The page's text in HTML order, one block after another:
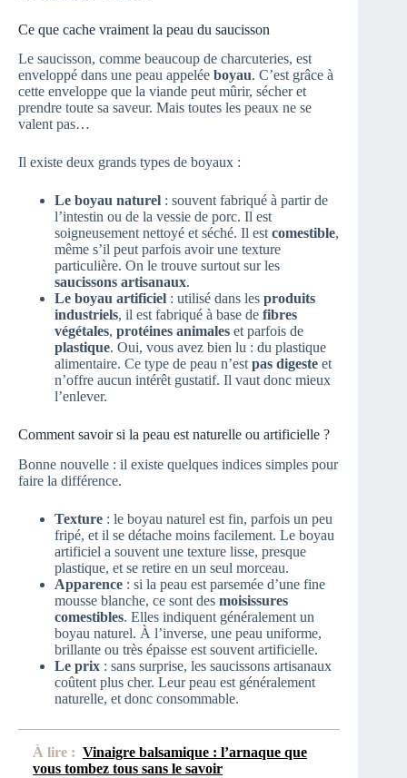
Ce que cache vraiment la peau du saucisson
Le saucisson, comme beaucoup de charcuteries, est
enveloppé dans une peau appelée boyau. C’est grâce à
cette enveloppe que la viande peut mûrir, sécher et
prendre toute sa saveur. Mais toutes les peaux ne se
valent pas…
Il existe deux grands types de boyaux :
Le boyau naturel : souvent fabriqué à partir de
l’intestin ou de la vessie de porc. Il est
soigneusement nettoyé et séché. Il est comestible,
même s’il peut parfois avoir une texture
particulière. On le trouve surtout sur les
saucissons artisanaux.
Le boyau artificiel : utilisé dans les produits
industriels, il est fabriqué à base de fibres
végétales, protéines animales et parfois de
plastique. Oui, vous avez bien lu : du plastique
alimentaire. Ce type de peau n’est pas digeste et
n’offre aucun intérêt gustatif. Il vaut donc mieux
l’enlever.
Comment savoir si la peau est naturelle ou artificielle ?
Bonne nouvelle : il existe quelques indices simples pour
faire la différence.
Texture : le boyau naturel est fin, parfois un peu
fripé, et il se détache moins facilement. Le boyau
artificiel a souvent une texture lisse, presque
plastique, et se retire en un seul morceau.
Apparence : si la peau est parsemée d’une fine
mousse blanche, ce sont des moisissures
comestibles. Elles indiquent généralement un
boyau naturel. À l’inverse, une peau uniforme,
brillante ou très épaisse est souvent artificielle.
Le prix : sans surprise, les saucissons artisanaux
coûtent plus cher. Leur peau est généralement
naturelle, et donc consommable.
À lire : Vinaigre balsamique : l’arnaque que
vous tombez tous sans le savoir